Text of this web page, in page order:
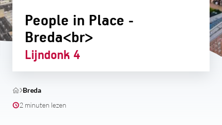
People in Place -
Breda<br>
Lijndonk 4
Breda
2 minuten lezen